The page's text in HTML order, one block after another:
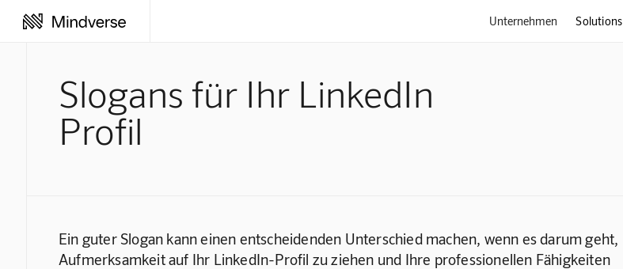
Unternehmen Solutions
Slogans für Ihr LinkedIn
Profil
Ein guter Slogan kann einen entscheidenden Unterschied machen, wenn es darum geht,
Aufmerksamkeit auf Ihr LinkedIn-Profil zu ziehen und Ihre professionellen Fähigkeiten